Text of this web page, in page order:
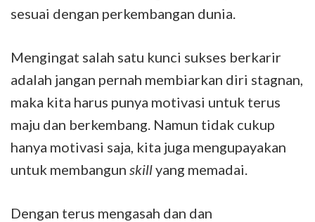
sesuai dengan perkembangan dunia.
Mengingat salah satu kunci sukses berkarir
adalah jangan pernah membiarkan diri stagnan,
maka kita harus punya motivasi untuk terus
maju dan berkembang. Namun tidak cukup
hanya motivasi saja, kita juga mengupayakan
untuk membangun skillyang memadai.
Dengan terus mengasah dan dan